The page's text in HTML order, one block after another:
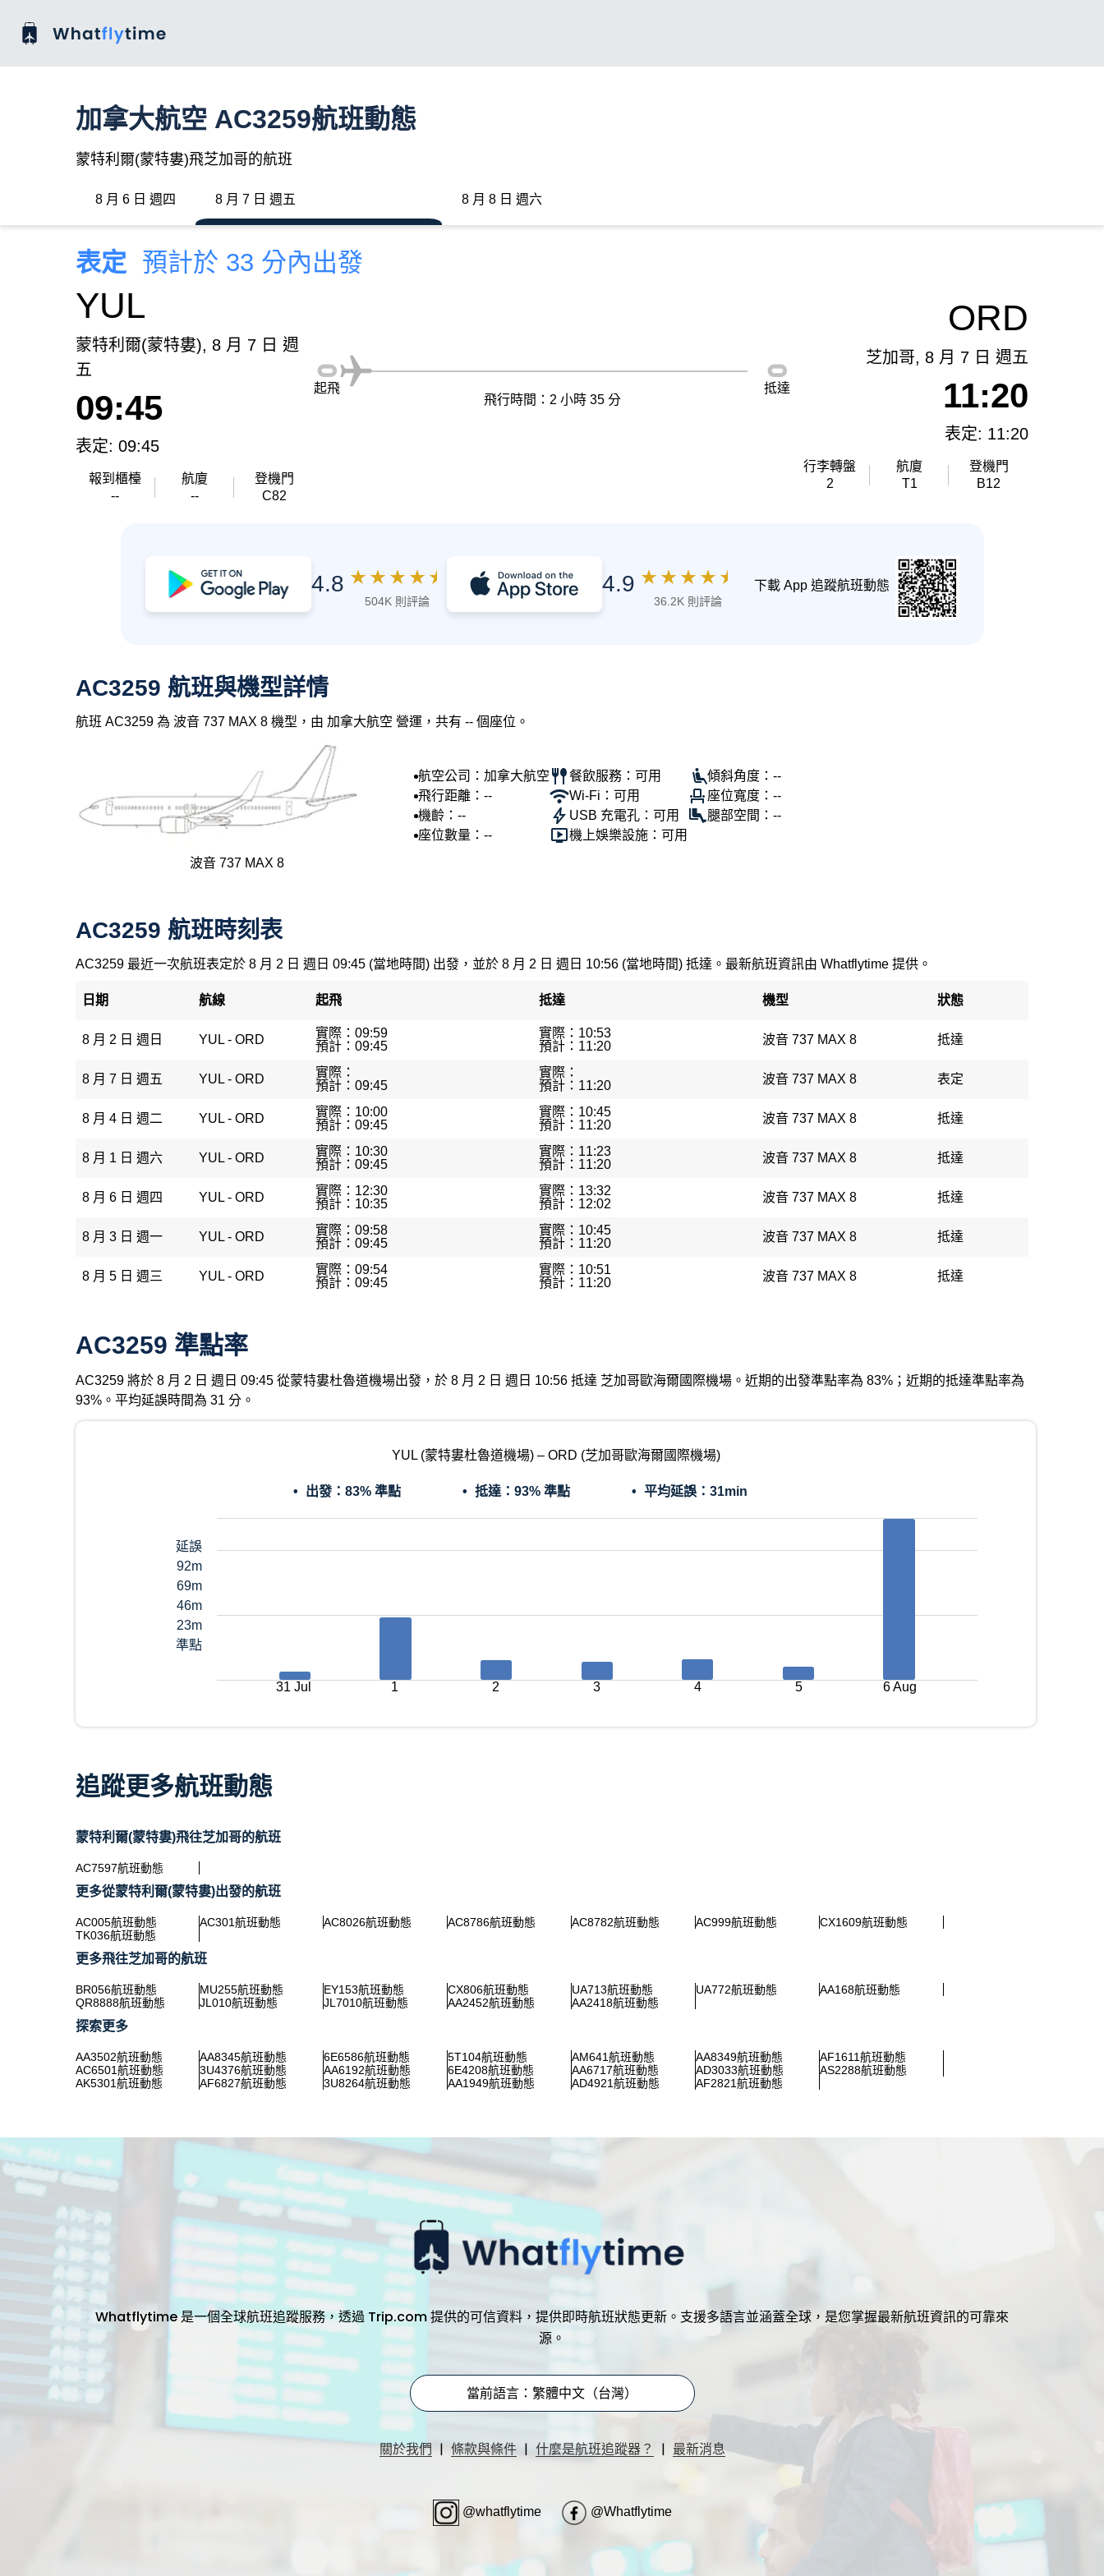
加拿大航空 AC3259航班動態
蒙特利爾(蒙特婁)飛芝加哥的航班
8 月 6 日 週四 8 月 7 日 週五 8 月 8 日 週六
表定 預計於 33 分內出發
YUL
蒙特利爾(蒙特婁), 8 月 7 日 週
五
09:45
表定: 09:45
報到櫃檯
--
航廈
--
登機門
C82
起飛
飛行時間：2 小時 35 分
抵達
ORD
芝加哥, 8 月 7 日 週五
11:20
表定: 11:20
行李轉盤
2
航廈
T1
登機門
B12
4.8 ★ ★ ★ ★ ★
504K 則評論
4.9 ★ ★ ★ ★ ★
36.2K 則評論
下載 App 追蹤航班動態
AC3259 航班與機型詳情
航班 AC3259 為 波音 737 MAX 8 機型，由 加拿大航空 營運，共有 -- 個座位。
波音 737 MAX 8
航空公司：加拿大航空
飛行距離：--
機齡：--
座位數量：--
餐飲服務：可用
Wi-Fi：可用
USB 充電孔：可用
機上娛樂設施：可用
傾斜角度：--
座位寬度：--
腿部空間：--
AC3259 航班時刻表
AC3259 最近一次航班表定於 8 月 2 日 週日 09:45 (當地時間) 出發，並於 8 月 2 日 週日 10:56 (當地時間) 抵達。最新航班資訊由 Whatflytime 提供。
日期 航線 起飛 抵達 機型 狀態
8 月 2 日 週日 YUL - ORD
實際：09:59
預計：09:45
實際：10:53
預計：11:20
波音 737 MAX 8 抵達
8 月 7 日 週五 YUL - ORD
實際：
預計：09:45
實際：
預計：11:20
波音 737 MAX 8 表定
8 月 4 日 週二 YUL - ORD
實際：10:00
預計：09:45
實際：10:45
預計：11:20
波音 737 MAX 8 抵達
8 月 1 日 週六 YUL - ORD
實際：10:30
預計：09:45
實際：11:23
預計：11:20
波音 737 MAX 8 抵達
8 月 6 日 週四 YUL - ORD
實際：12:30
預計：10:35
實際：13:32
預計：12:02
波音 737 MAX 8 抵達
8 月 3 日 週一 YUL - ORD
實際：09:58
預計：09:45
實際：10:45
預計：11:20
波音 737 MAX 8 抵達
8 月 5 日 週三 YUL - ORD
實際：09:54
預計：09:45
實際：10:51
預計：11:20
波音 737 MAX 8 抵達
AC3259 準點率
AC3259 將於 8 月 2 日 週日 09:45 從蒙特婁杜魯道機場出發，於 8 月 2 日 週日 10:56 抵達 芝加哥歐海爾國際機場。近期的出發準點率為 83%；近期的抵達準點率為
93%。平均延誤時間為 31 分。
YUL (蒙特婁杜魯道機場) – ORD (芝加哥歐海爾國際機場)
出發： 83% 準點 抵達： 93% 準點 平均延誤： 31min
延誤
92m
69m
46m
23m
準點
31 Jul 1 2 3 4 5 6 Aug
追蹤更多航班動態
蒙特利爾(蒙特婁)飛往芝加哥的航班
AC7597航班動態
更多從蒙特利爾(蒙特婁)出發的航班
AC005航班動態 AC301航班動態 AC8026航班動態 AC8786航班動態 AC8782航班動態 AC999航班動態
CX1609航班動態
TK036航班動態
更多飛往芝加哥的航班
BR056航班動態 MU255航班動態 EY153航班動態 CX806航班動態 UA713航班動態 UA772航班動態
AA168航班動態
QR8888航班動態
JL010航班動態 JL7010航班動態 AA2452航班動態 AA2418航班動態
探索更多
AA3502航班動態 AA8345航班動態 6E6586航班動態 5T104航班動態 AM641航班動態 AA8349航班動態
AF1611航班動態
AC6501航班動態
3U4376航班動態 AA6192航班動態 6E4208航班動態 AA6717航班動態 AD3033航班動態
AS2288航班動態
AK5301航班動態
AF6827航班動態 3U8264航班動態 AA1949航班動態 AD4921航班動態 AF2821航班動態
Whatflytime 是一個全球航班追蹤服務，透過 Trip.com 提供的可信資料，提供即時航班狀態更新。支援多語言並涵蓋全球，是您掌握最新航班資訊的可靠來
源。
當前語言：繁體中文（台灣）
關於我們 | 條款與條件 | 什麼是航班追蹤器？ | 最新消息
@whatflytime @Whatflytime